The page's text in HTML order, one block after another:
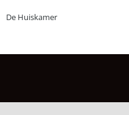
De Huiskamer